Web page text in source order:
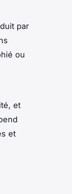
par
ou
et
et